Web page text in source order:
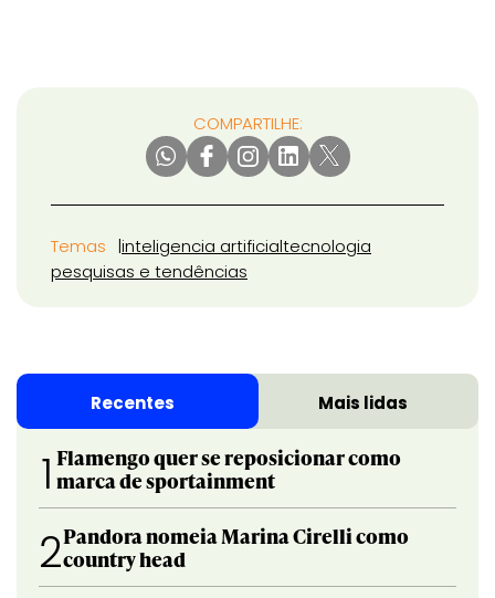
COMPARTILHE:
Temas inteligencia artificialtecnologia
pesquisas e tendências
Recentes Mais lidas
1 Flamengo quer se reposicionar como
marca de sportainment
2Pandora nomeia Marina Cirelli como
country head